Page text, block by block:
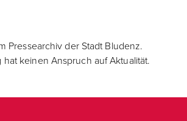
Pressearchiv der Stadt Bludenz.
keinen Anspruch auf Aktualität.